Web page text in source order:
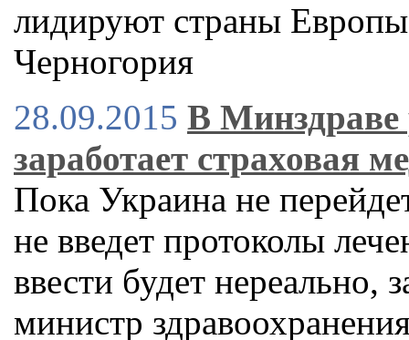
лидируют страны
Черногория
28.09.2015 В Минздраве
заработает страховая
Пока Украина не
не введет протоколы
ввести будет нереально,
министр